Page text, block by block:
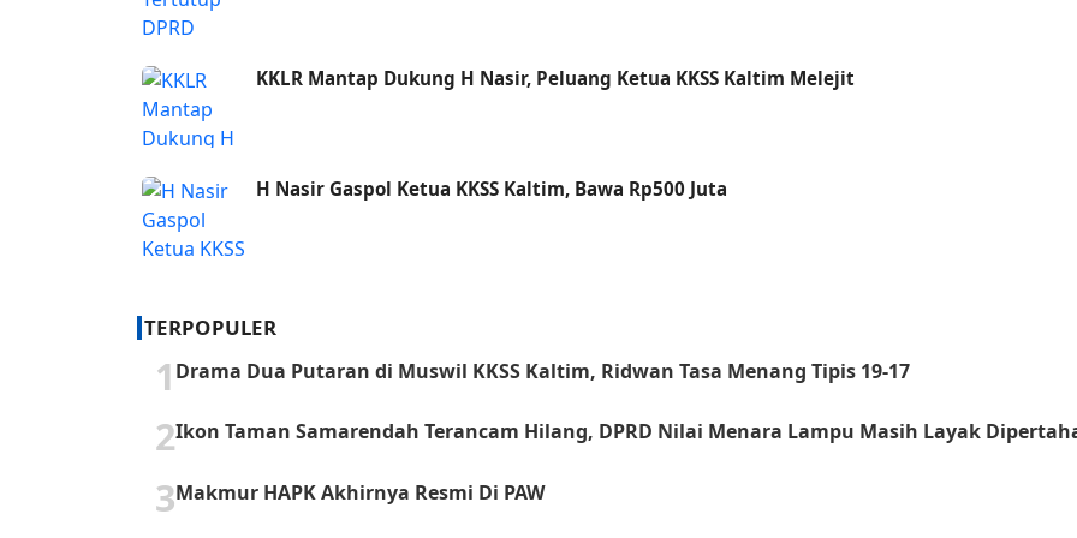
KKLR Mantap Dukung H Nasir, Peluang Ketua KKSS Kaltim Melejit
H Nasir Gaspol Ketua KKSS Kaltim, Bawa Rp500 Juta
TERPOPULER
1 Drama Dua Putaran di Muswil KKSS Kaltim, Ridwan Tasa Menang Tipis 19-17
2Ikon Taman Samarendah Terancam Hilang, DPRD Nilai Menara Lampu Masih Layak
3Makmur HAPK Akhirnya Resmi Di PAW